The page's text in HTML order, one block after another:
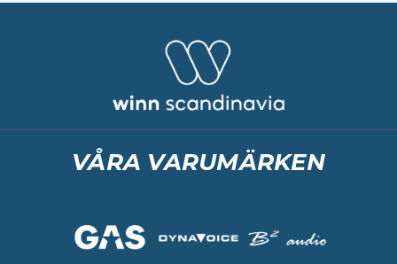
VÅRA VARUMÄRKEN